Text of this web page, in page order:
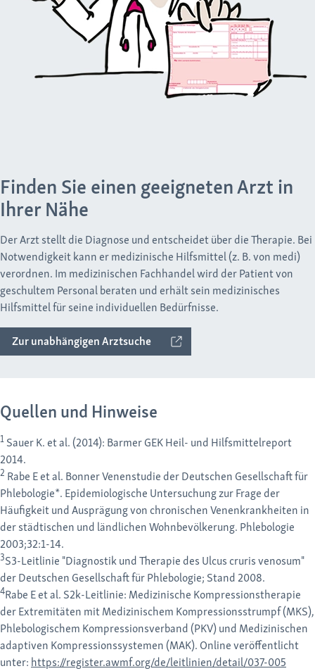
Finden Sie einen geeigneten Arzt in
Ihrer Nähe
Der Arzt stellt die Diagnose und entscheidet über die Therapie. Bei
Notwendigkeit kann er medizinische Hilfsmittel (z. B. von medi)
verordnen. Im medizinischen Fachhandel wird der Patient von
geschultem Personal beraten und erhält sein medizinisches
Hilfsmittel für seine individuellen Bedürfnisse.
Zur unabhängigen Arztsuche
Quellen und Hinweise
1 Sauer K. et al. (2014): Barmer GEK Heil- und Hilfsmittelreport
2014.
2 Rabe E et al. Bonner Venenstudie der Deutschen Gesellschaft für
Phlebologie*. Epidemiologische Untersuchung zur Frage der
Häuﬁgkeit und Ausprägung von chronischen Venenkrankheiten in
der städtischen und ländlichen Wohnbevölkerung. Phlebologie
2003;32:1-14.
3S3-Leitlinie "Diagnostik und Therapie des Ulcus cruris venosum"
der Deutschen Gesellschaft für Phlebologie; Stand 2008.
4Rabe E et al. S2k-Leitlinie: Medizinische Kompressionstherapie
der Extremitäten mit Medizinischem Kompressionsstrumpf (MKS),
Phlebologischem Kompressionsverband (PKV) und Medizinischen
adaptiven Kompressionssystemen (MAK). Online veröffentlicht
unter: https://register.awmf.org/de/leitlinien/detail/037-005